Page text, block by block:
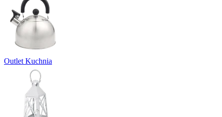
Outlet Kuchnia